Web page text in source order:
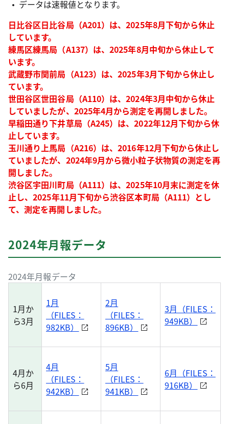
データは速報値となります。
日比谷区日比谷局（A201）は、2025年8月下旬から休止
しています。
練馬区練馬局（A137）は、2025年8月中旬から休止して
います。
武蔵野市関前局（A123）は、2025年3月下旬から休止し
ています。
世田谷区世田谷局（A110）は、2024年3月中旬から休止
していましたが、2025年4月から測定を再開しました。
早稲田通り下井草局（A245）は、2022年12月下旬から休
止しています。
玉川通り上馬局（A216）は、2016年12月下旬から休止し
ていましたが、2024年9月から微小粒子状物質の測定を再
開しました。
渋谷区宇田川町局（A111）は、2025年10月末に測定を休
止し、2025年11月下旬から渋谷区本町局（A111）とし
て、測定を再開しました。
2024年月報データ
2024年月報データ
1月か
ら3月
1月
（FILES：
982KB）
2月
（FILES：
896KB）
3月（FILES：
949KB）
4月か
ら6月
4月
（FILES：
942KB）
5月
（FILES：
941KB）
6月（FILES：
916KB）